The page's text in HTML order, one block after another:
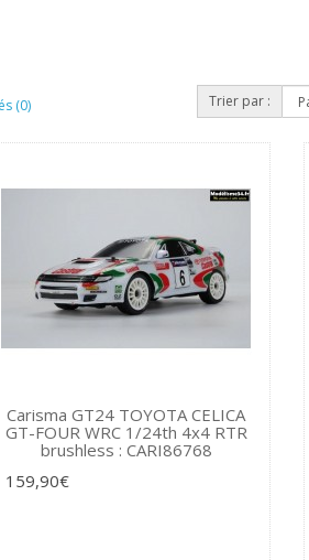
(0) Trier par :
Carisma GT24 TOYOTA CELICA
GT-FOUR WRC 1/24th 4x4 RTR
brushless : CARI86768
159,90€